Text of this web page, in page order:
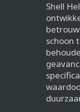
Shell
schoon